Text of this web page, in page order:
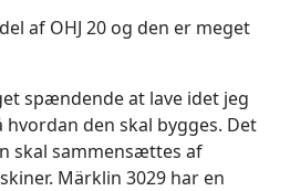
af OHJ 20 og den er meget
spændende at lave idet jeg
den skal bygges. Det
skal sammensættes af
Märklin 3029 har en